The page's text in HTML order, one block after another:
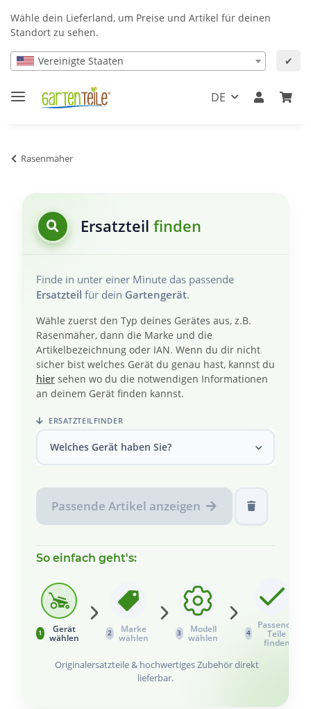
Wähle dein Lieferland, um Preise und Artikel für deinen
Standort zu sehen.
Vereinigte Staaten ✔
DE
Rasenmäher
Ersatzteil finden
Finde in unter einer Minute das passende
Ersatzteil für dein Gartengerät.
Wähle zuerst den Typ deines Gerätes aus, z.B.
Rasenmäher, dann die Marke und die
Artikelbezeichnung oder IAN. Wenn du dir nicht
sicher bist welches Gerät du genau hast, kannst du
hier sehen wo du die notwendigen Informationen
an deinem Gerät finden kannst.
ERSATZTEILFINDER
Welches Gerät haben Sie?
Passende Artikel anzeigen
So einfach geht's:
1
Gerät
wählen
2
Marke
wählen
3
Modell
wählen
4
Passende
Teile
finden
Originalersatzteile & hochwertiges Zubehör direkt
lieferbar.